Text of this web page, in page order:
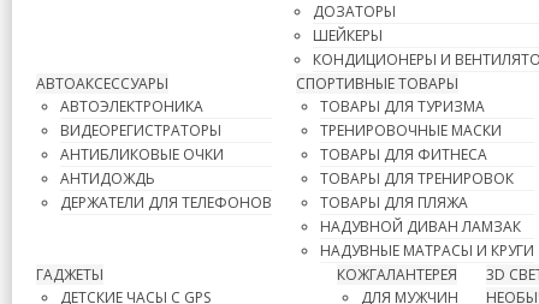
ДОЗАТОРЫ
ШЕЙКЕРЫ
КОНДИЦИОНЕРЫ И
АВТОАКСЕССУАРЫ
АВТОЭЛЕКТРОНИКА
ВИДЕОРЕГИСТРАТОРЫ
АНТИБЛИКОВЫЕ ОЧКИ
АНТИДОЖДЬ
ДЕРЖАТЕЛИ ДЛЯ ТЕЛЕФОНОВ
СПОРТИВНЫЕ ТОВАРЫ
ТОВАРЫ ДЛЯ ТУРИЗМА
ТРЕНИРОВОЧНЫЕ МАСКИ
ТОВАРЫ ДЛЯ ФИТНЕСА
ТОВАРЫ ДЛЯ ТРЕНИРОВОК
ТОВАРЫ ДЛЯ ПЛЯЖА
НАДУВНОЙ ДИВАН ЛАМЗАК
НАДУВНЫЕ МАТРАСЫ И КРУГИ
ГАДЖЕТЫ
ДЕТСКИЕ ЧАСЫ С GPS
КОЖГАЛАНТЕРЕЯ
ДЛЯ МУЖЧИН
3D